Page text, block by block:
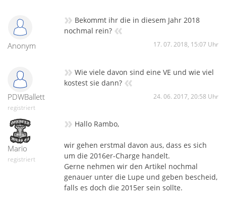
Anonym
» Bekommt ihr die in diesem Jahr 2018
nochmal rein? «
17. 07. 2018, 15:07 Uhr
PDWBallett
registriert
» Wie viele davon sind eine VE und wie viel
kostest sie dann? «
24. 06. 2017, 20:58 Uhr
Mario
registriert
» Hallo Rambo,
wir gehen erstmal davon aus, dass es sich
um die 2016er-Charge handelt.
Gerne nehmen wir den Artikel nochmal
genauer unter die Lupe und geben bescheid,
falls es doch die 2015er sein sollte.